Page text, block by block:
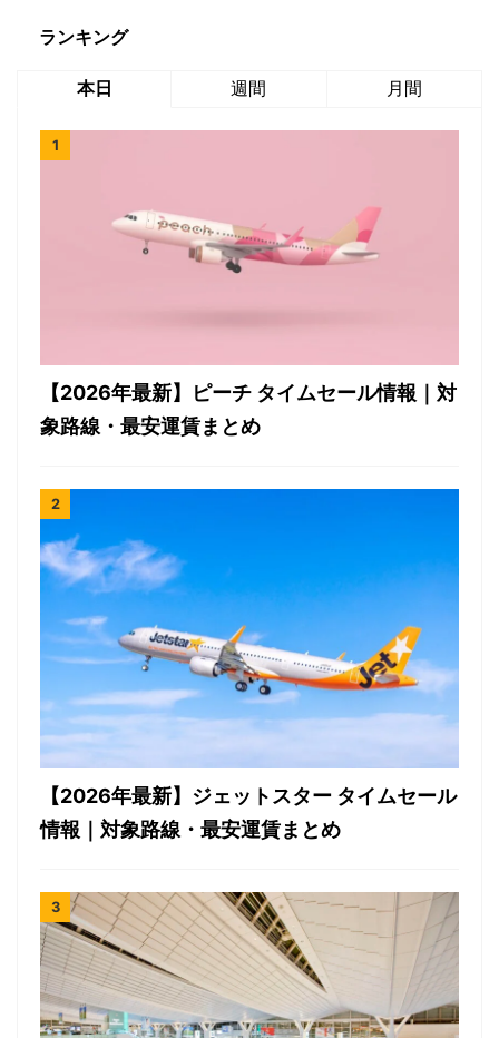
ランキング
本日 週間 月間
【2026年最新】ピーチ タイムセール情報｜対
象路線・最安運賃まとめ
【2026年最新】ジェットスター タイムセール
情報｜対象路線・最安運賃まとめ